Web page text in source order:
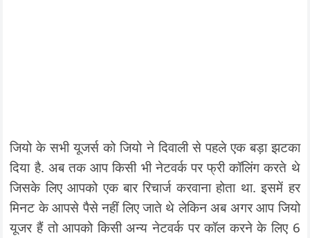
जियो के सभी यूजर्स को जियो ने दिवाली से पहले एक बड़ा झटका
दिया है. अब तक आप किसी भी नेटवर्क पर फ्री कॉलिंग करते थे
जिसके लिए आपको एक बार रिचार्ज करवाना होता था. इसमें हर
मिनट के आपसे पैसे नहीं लिए जाते थे लेकिन अब अगर आप जियो
यूजर हैं तो आपको किसी अन्य नेटवर्क पर कॉल करने के लिए 6